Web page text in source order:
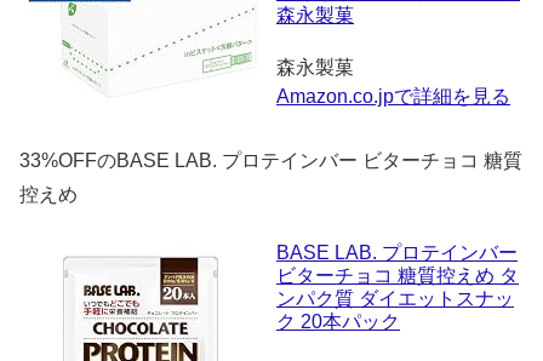
森永製菓
森永製菓
Amazon.co.jpで詳細を見る
33%OFFのBASE LAB. プロテインバー ビターチョコ 糖質
控えめ
BASE LAB. プロテインバー
ビターチョコ 糖質控えめ タ
ンパク質 ダイエットスナッ
ク 20本パック